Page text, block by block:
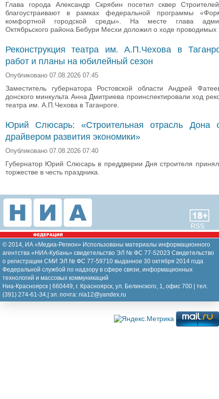
Глава города Александр Скрябин посетил сквер
благоустраивают в рамках федеральной программы
комфортной городской среды». На месте глава
Октябрьского района Бебури Месхи доложил о ходе проводимых
Реконструкция театра им. А.П.Чехова в
работ и планы на юбилейный сезон
Опубликовано 07.08.2026 07:45
Заместитель губернатора Ростовской области Андрей
донского минкульта Анна Дмитриева проинспектировали ход
театра им. А.П.Чехова в Таганроге.
Юрий Слюсарь: «Строительная отрасль Дона
драйвером развития экономики»
Опубликовано 07.08.2026 07:40
Губернатор Юрий Слюсарь в преддверии Дня строителя
торжестве в честь праздника.
RSS
© 2014, ИА «Медиа-Регион» Использованы материалы информационного
агентства «НИА-Кубань» свидетельство ЭЛ № ФС 77-52023 Свидетельство
о регистрации СМИ ЭЛ № ФС 77-59710 выданное 30 октября 2014 года
Федеральной службой по надзору в сфере связи, информационных
технологий и массовых коммуникаций
Ниа-Красноярск | 660449, г. Красноярск, ул. Белинского, 1, офис 700 | тел.
(391) 274-61-34,| эл. почта: nia12@yandex.ru